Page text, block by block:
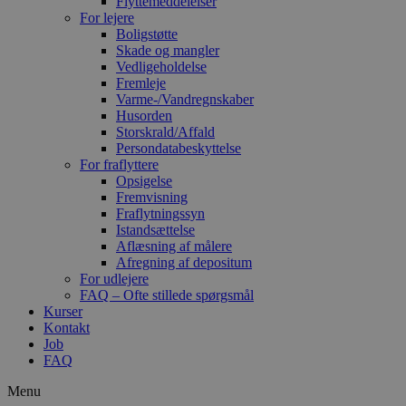
For lejere
Boligstøtte
Skade og mangler
Vedligeholdelse
Fremleje
Varme-/Vandregnskaber
Husorden
Storskrald/Affald
Persondatabeskyttelse
For fraflyttere
Opsigelse
Fremvisning
Fraflytningssyn
Istandsættelse
Aflæsning af målere
Afregning af depositum
For udlejere
FAQ – Ofte stillede spørgsmål
Kurser
Kontakt
Job
FAQ
Menu